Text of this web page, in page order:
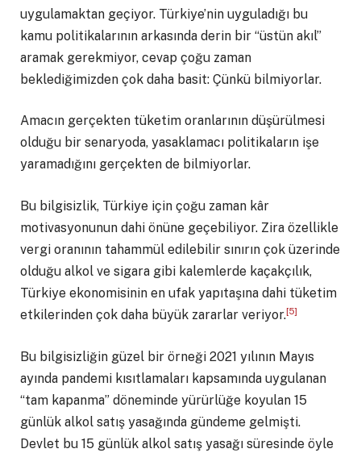
uygulamaktan geçiyor. Türkiye’nin uyguladığı bu
kamu politikalarının arkasında derin bir “üstün akıl”
aramak gerekmiyor, cevap çoğu zaman
beklediğimizden çok daha basit: Çünkü bilmiyorlar.
Amacın gerçekten tüketim oranlarının düşürülmesi
olduğu bir senaryoda, yasaklamacı politikaların işe
yaramadığını gerçekten de bilmiyorlar.
Bu bilgisizlik, Türkiye için çoğu zaman kâr
motivasyonunun dahi önüne geçebiliyor. Zira özellikle
vergi oranının tahammül edilebilir sınırın çok üzerinde
olduğu alkol ve sigara gibi kalemlerde kaçakçılık,
Türkiye ekonomisinin en ufak yapıtaşına dahi tüketim
etkilerinden çok daha büyük zararlar veriyor.[5]
Bu bilgisizliğin güzel bir örneği 2021 yılının Mayıs
ayında pandemi kısıtlamaları kapsamında uygulanan
“tam kapanma” döneminde yürürlüğe koyulan 15
günlük alkol satış yasağında gündeme gelmişti.
Devlet bu 15 günlük alkol satış yasağı süresinde öyle